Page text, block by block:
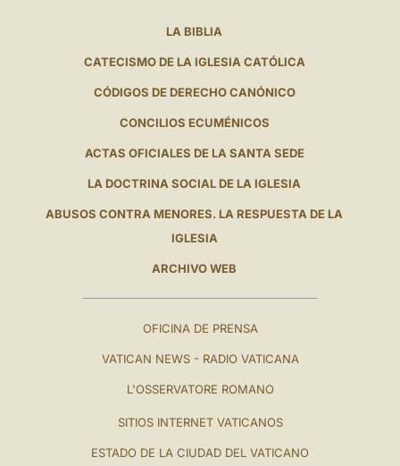
LA BIBLIA
CATECISMO DE LA IGLESIA CATÓLICA
CÓDIGOS DE DERECHO CANÓNICO
CONCILIOS ECUMÉNICOS
ACTAS OFICIALES DE LA SANTA SEDE
LA DOCTRINA SOCIAL DE LA IGLESIA
ABUSOS CONTRA MENORES. LA RESPUESTA DE LA
IGLESIA
ARCHIVO WEB
OFICINA DE PRENSA
VATICAN NEWS - RADIO VATICANA
L'OSSERVATORE ROMANO
SITIOS INTERNET VATICANOS
ESTADO DE LA CIUDAD DEL VATICANO